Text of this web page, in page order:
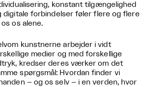
konstant tilgængelighed
digitale forbindelser føler flere og flere
os os alene.
kunstnerne arbejder i vidt
medier og med forskellige
kredser deres værker om det
spørgsmål: Hvordan finder vi
– og os selv – i en verden, hvor